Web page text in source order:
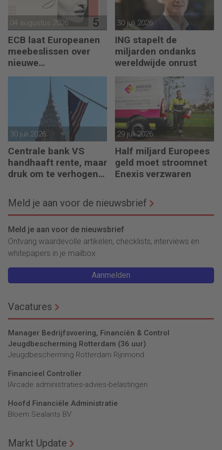
04 augustus 2026
ECB laat Europeanen
meebeslissen over
nieuwe
eurobankbiljetten
30 juli 2026
ING stapelt de
miljarden ondanks
wereldwijde onrust
30 juli 2026
Centrale bank VS
handhaaft rente, maar
druk om te verhogen
29 juli 2026
Half miljard Europees
geld moet stroomnet
Enexis verzwaren
Meld je aan voor de nieuwsbrief
Meld je aan voor de nieuwsbrief
Ontvang waardevolle artikelen, checklists, interviews en
whitepapers in je mailbox.
Aanmelden
Vacatures
Manager Bedrijfsvoering, Financiën & Control
Jeugdbescherming Rotterdam (36 uur)
Jeugdbescherming Rotterdam Rijnmond
Financieel Controller
lArcade administraties-advies-belastingen
Hoofd Financiële Administratie
Bloem Sealants BV
Markt Update